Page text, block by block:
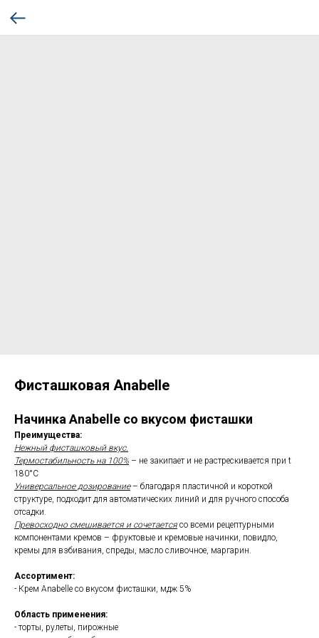
Фисташковая Anabelle
Начинка Anabelle со вкусом фисташки
Преимущества:
Нежный фисташковый вкус.
Термостабильность на 100% – не закипает и не растрескивается при t
180°С
Универсальное дозирование– благодаря пластичной и короткой
структуре, подходит для автоматических линий и для ручного способа
отсадки.
Превосходно смешивается и сочетается со всеми рецептурными
компонентами кремов – фруктовые и кремовые начинки, повидло,
кремы для взбивания, спреды, масло сливочное, маргарин.
Ассортимент:
- Крем Anabelle со вкусом фисташки, мдж 5%
Область применения:
- торты, рулеты, пирожные